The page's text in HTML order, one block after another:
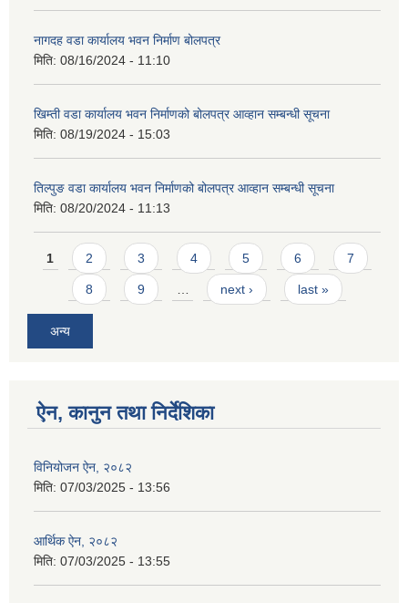
नागदह वडा कार्यालय भवन निर्माण बोलपत्र
मिति: 08/16/2024 - 11:10
खिम्ती वडा कार्यालय भवन निर्माणको बोलपत्र आव्हान सम्बन्धी सूचना
मिति: 08/19/2024 - 15:03
तिल्पुङ वडा कार्यालय भवन निर्माणको बोलपत्र आव्हान सम्बन्धी सूचना
मिति: 08/20/2024 - 11:13
Pages
1 2 3 4 5 6 7
8 9 next › last »
अन्य
ऐन, कानुन तथा निर्देशिका
विनियोजन ऐन, २०८२
मिति: 07/03/2025 - 13:56
आर्थिक ऐन, २०८२
मिति: 07/03/2025 - 13:55